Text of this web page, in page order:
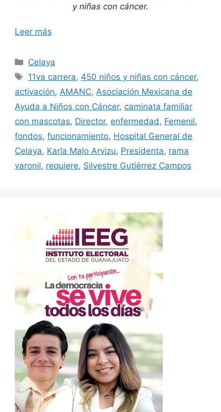
y niñas con cáncer.
Leer más
Categorías
Celaya
Etiquetas
11va carrera, 450 niños y niñas con cáncer,
activación, AMANC, Asociación Mexicana de
Ayuda a Niños con Cáncer, caminata familiar
con mascotas, Director, enfermedad , Femenil,
fondos, funcionamiento, Hospital General de
Celaya, Karla Malo Arvizu, Presidenta, rama
varonil, requiere, Silvestre Gutiérrez Campos